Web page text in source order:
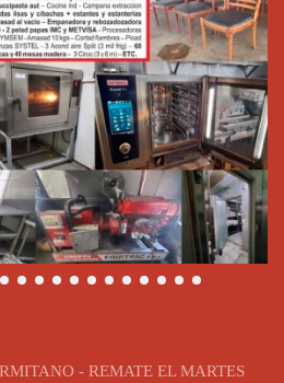
- REMATE EL MARTES